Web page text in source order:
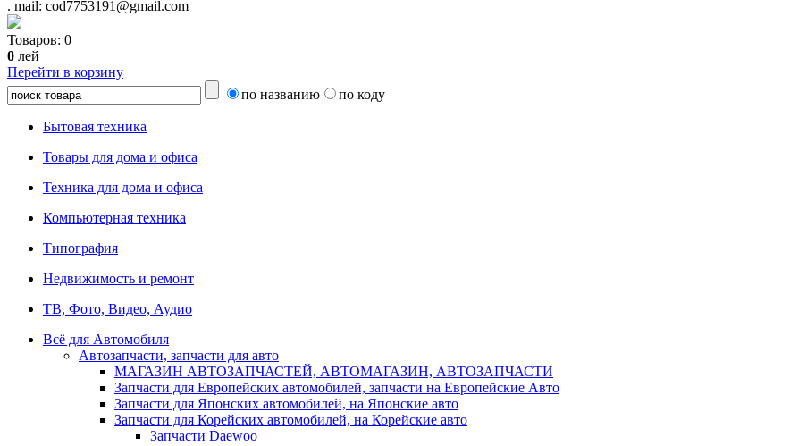
. mail: cod7753191@gmail.com
Товаров: 0
0 лей
Перейти в корзину
по названию
по коду
Бытовая техника
Товары для дома и офиса
Техника для дома и офиса
Компьютерная техника
Типография
Недвижимость и ремонт
ТВ, Фото, Видео, Аудио
Всё для Автомобиля
Автозапчасти, запчасти для авто
МАГАЗИН АВТОЗАПЧАСТЕЙ, АВТОМАГАЗИН, АВТОЗАПЧАСТИ
Запчасти для Европейских автомобилей, запчасти на Европейские Авто
Запчасти для Японских автомобилей, на Японские авто
Запчасти для Корейских автомобилей, на Корейские авто
Запчасти Daewoo